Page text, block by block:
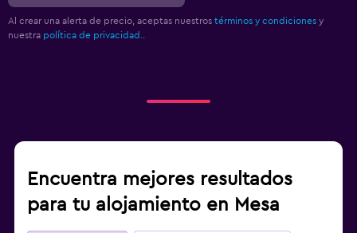
Al crear una alerta de precio, aceptas nuestros términos y condiciones y
nuestra política de privacidad.
Encuentra mejores resultados
para tu alojamiento en Mesa